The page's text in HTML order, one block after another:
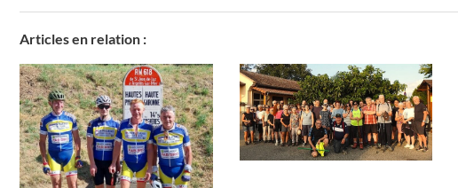
Articles en relation :